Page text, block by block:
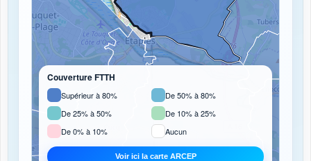
Couverture FTTH
Supérieur à 80%
De 50% à 80%
De 25% à 50%
De 10% à 25%
De 0% à 10%
Aucun
Voir ici la carte ARCEP